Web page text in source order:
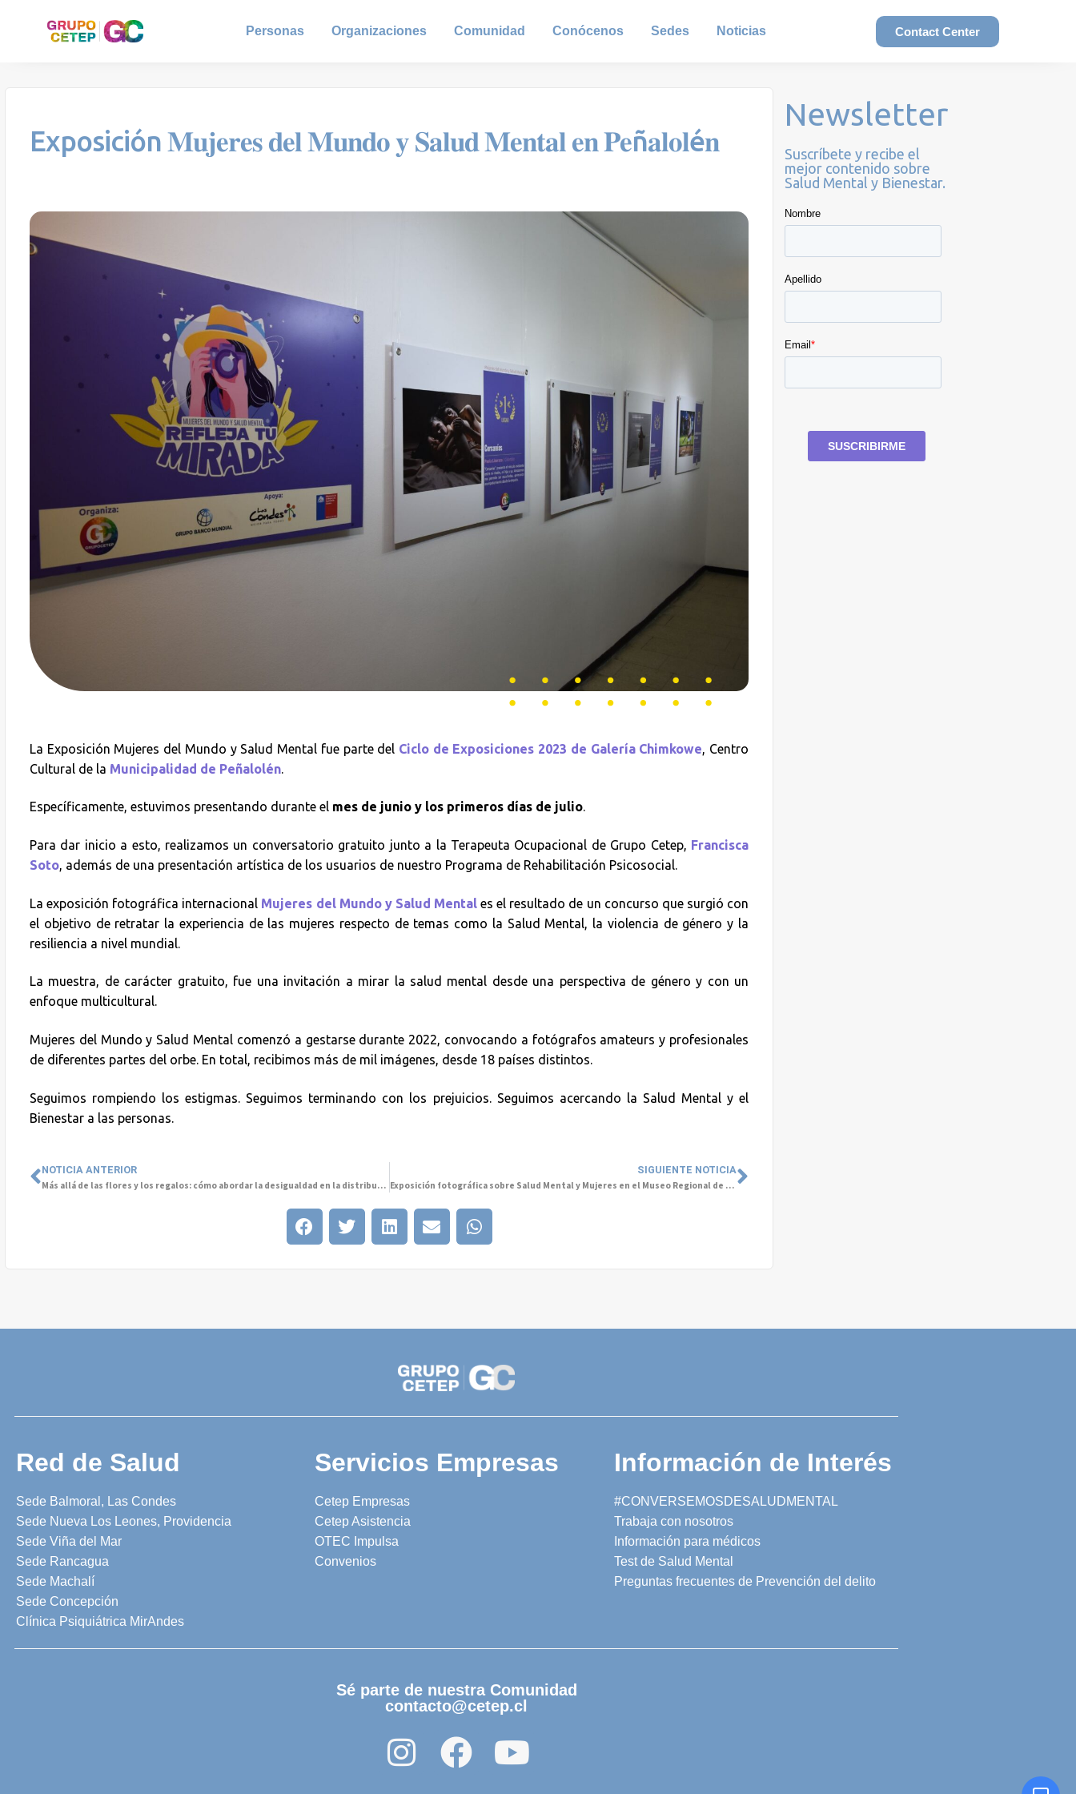
Personas Organizaciones Comunidad Conócenos Sedes Noticias Contact Center
Exposición 𝐌𝐮𝐣𝐞𝐫𝐞𝐬 𝐝𝐞𝐥 𝐌𝐮𝐧𝐝𝐨 𝐲 𝐒𝐚𝐥𝐮𝐝 𝐌𝐞𝐧𝐭𝐚𝐥 𝐞𝐧 𝐏𝐞ñ𝐚𝐥𝐨𝐥é𝐧
La Exposición Mujeres del Mundo y Salud Mental fue parte del Ciclo de Exposiciones 2023 de Galería Chimkowe, Centro
Cultural de la Municipalidad de Peñalolén.
Específicamente, estuvimos presentando durante el mes de junio y los primeros días de julio.
Para dar inicio a esto, realizamos un conversatorio gratuito junto a la Terapeuta Ocupacional de Grupo Cetep, Francisca
Soto, además de una presentación artística de los usuarios de nuestro Programa de Rehabilitación Psicosocial.
La exposición fotográfica internacional Mujeres del Mundo y Salud Mental es el resultado de un concurso que surgió con
el objetivo de retratar la experiencia de las mujeres respecto de temas como la Salud Mental, la violencia de género y la
resiliencia a nivel mundial.
La muestra, de carácter gratuito, fue una invitación a mirar la salud mental desde una perspectiva de género y con un
enfoque multicultural.
Mujeres del Mundo y Salud Mental comenzó a gestarse durante 2022, convocando a fotógrafos amateurs y profesionales
de diferentes partes del orbe. En total, recibimos más de mil imágenes, desde 18 países distintos.
Seguimos rompiendo los estigmas. Seguimos terminando con los prejuicios. Seguimos acercando la Salud Mental y el
Bienestar a las personas.
NOTICIA ANTERIOR
Más allá de las flores y los regalos: cómo abordar la desigualdad en la distribución de tareas del hogar en el Día de la Madre
SIGUIENTE NOTICIA
Exposición fotográfica sobre Salud Mental y Mujeres en el Museo Regional de Rancagua
Newsletter
Suscríbete y recibe el
mejor contenido sobre
Salud Mental y Bienestar.
Red de Salud
Sede Balmoral, Las Condes
Sede Nueva Los Leones, Providencia
Sede Viña del Mar
Sede Rancagua
Sede Machalí
Sede Concepción
Clínica Psiquiátrica MirAndes
Servicios Empresas
Cetep Empresas
Cetep Asistencia
OTEC Impulsa
Convenios
Información de Interés
#CONVERSEMOSDESALUDMENTAL
Trabaja con nosotros
Información para médicos
Test de Salud Mental
Preguntas frecuentes de Prevención del delito
Sé parte de nuestra Comunidad
contacto@cetep.cl